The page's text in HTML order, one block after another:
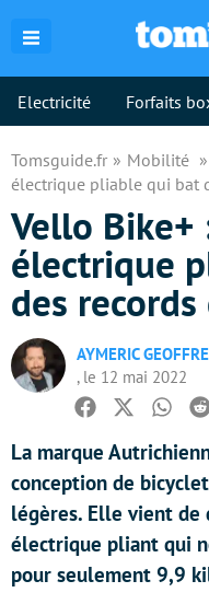
Electricité Forfaits
Tomsguide.fr Mobilité
électrique pliable qui bat
Vello Bike+
électrique
des
AYMERIC
, le 12 mai 2022
Facebook
Twitter
La marque
conception de
légères. Elle vient
électrique pliant qui
pour seulement 9,9